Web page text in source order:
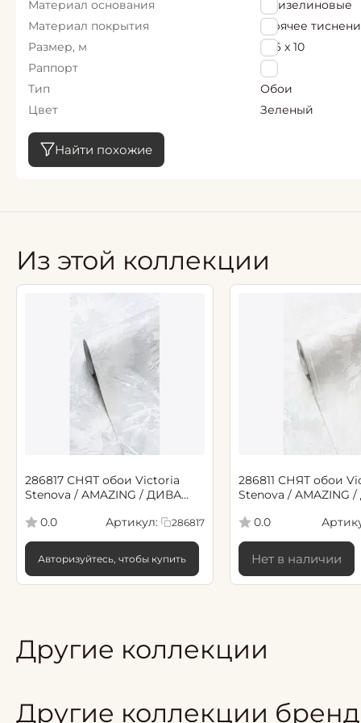
Материал основания
Флизелиновые
Материал покрытия
Горячее
Размер, м
1,06 х 10
Раппорт
0
Тип
Обои
Цвет
Зеленый
Найти похожие
Из этой коллекции
286817 СНЯТ обои Victoria
Stenova / AMAZING / ДИВА
0.0
Артикул: 286817
Авторизуйтесь, чтобы купить
286811 СНЯТ обои
Stenova / AMAZING
0.0
Нет в наличии
Другие коллекции
Другие коллекции